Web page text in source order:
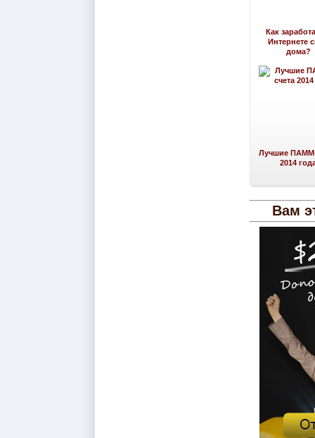
Как
Интернете
дома?
Лучшие ПАММ-
2014
Вам